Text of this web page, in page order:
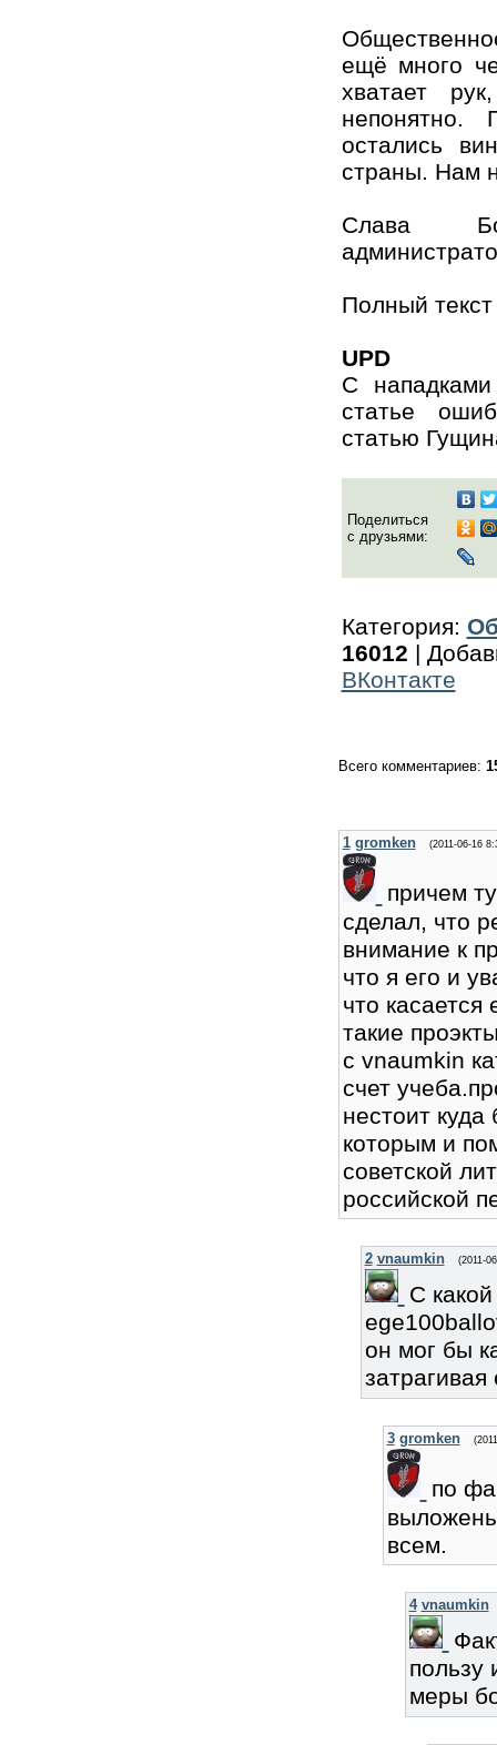
ещё много
хватает
остались
страны. Нам
Слава
Полный
UPD
С
статье
статью
Поделиться
с друзьями:
Категория:
16012 |
ВКонтакте
Всего комментариев:
1 gromken (2011-06-16
причем
сделал, что
внимание к
что я его и
что
такие
с vnaumkin
счет
нестоит
которым и
советской
российской
2 vnaumkin (2011-
С
он мог бы
3 gromken
по
всем.
4 vnaumkin
пользу
меры